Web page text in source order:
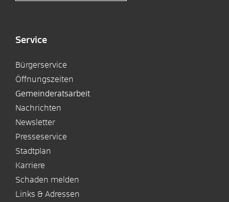
Service
Bürgerservice
Öffnungszeiten
Gemeinderatsarbeit
Nachrichten
Newsletter
Presseservice
Stadtplan
Karriere
Schaden melden
Links & Adressen